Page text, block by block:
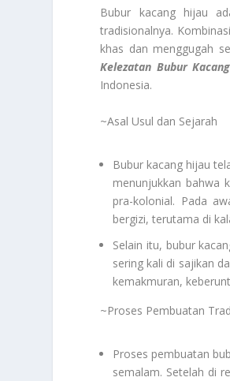
Bubur kacang hijau
tradisionalnya.
khas dan menggugah
Kelezatan Bubur
Indonesia.
~Asal Usul dan Sejarah
Bubur kacang hijau
menunjukkan bahwa
pra-kolonial. Pada
bergizi, terutama di
Selain itu, bubur
sering kali di sajikan
kemakmuran,
~Proses Pembuatan
Proses pembuatan
semalam. Setelah di